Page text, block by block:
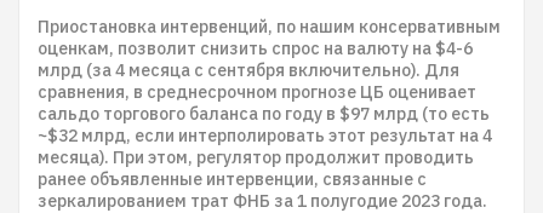
Приостановка интервенций, по нашим консервативным
оценкам, позволит снизить спрос на валюту на $4-6
млрд (за 4 месяца с сентября включительно). Для
сравнения, в среднесрочном прогнозе ЦБ оценивает
сальдо торгового баланса по году в $97 млрд (то есть
~$32 млрд, если интерполировать этот результат на 4
месяца). При этом, регулятор продолжит проводить
ранее объявленные интервенции, связанные с
зеркалированием трат ФНБ за 1 полугодие 2023 года.